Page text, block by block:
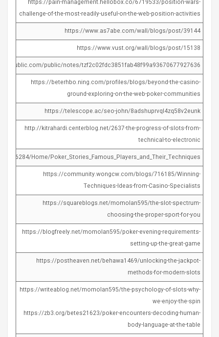
https://pain-management.hellobox.co/6719533/position-wars-
challenge-of-the-most-readily-useful-on-the-web-position-activities
https://www.as7abe.com/wall/blogs/post/39144
https://www.vust.org/wall/blogs/post/15138
public/notes/tzf2c02fdc3851fab48f99a93670677927636
https://beterhbo.ning.com/profiles/blogs/beyond-the-casino-
ground-exploring-on-the-web-poker-communities
https://telescope.ac/seo-john/8adshuprvql4zq58v2eunk
http://kitrahardi.centerblog.net/2637-the-progress-of-slots-from-
technical-to-electronic
Home/Poker_Stories_Famous_Players_and_Their_Techniques
https://community.wongcw.com/blogs/716185/Winning-
Techniques-Ideas-from-Casino-Specialists
https://squareblogs.net/momolan595/the-slot-spectrum-
choosing-the-proper-sport-for-you
https://blogfreely.net/momolan595/poker-evening-requirements-
setting-up-the-great-game
https://postheaven.net/behawa1469/unlocking-the-jackpot-
methods-for-modern-slots
https://writeablog.net/momolan595/the-psychology-of-slots-why-
we-enjoy-the-spin
https://zb3.org/betes21623/poker-encounters-decoding-human-
body-language-at-the-table